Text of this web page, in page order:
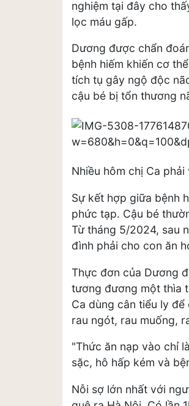
nghiệm tại đây cho
lọc máu gấp.
Dương được chẩn
bệnh hiếm khiến cơ
tích tụ gây ngộ độc
cậu bé bị tổn thương
Nhiều hôm chị Ca
Sự kết hợp giữa bệnh
phức tạp. Cậu bé
Từ tháng 5/2024, sau
đình phải cho con ăn
Thực đơn của Dương
tương đương một thìa
Ca dùng cân tiểu ly
rau ngót, rau muống,
"Thức ăn nạp vào chỉ
sặc, hô hấp kém và
Nỗi sợ lớn nhất với